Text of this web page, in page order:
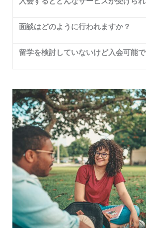
面談はどのように行われますか？
留学を検討していないけど入会可能